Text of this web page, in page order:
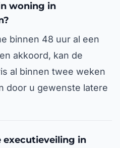
woning in
binnen 48 uur al een
akkoord, kan de
al binnen twee weken
door u gewenste latere
executieveiling in